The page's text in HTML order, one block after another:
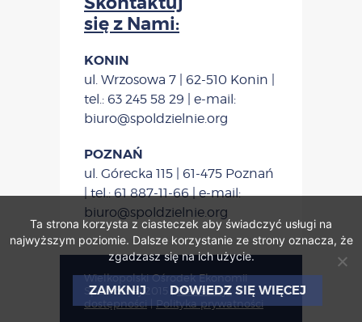
się z Nami:
KONIN
ul. Wrzosowa 7 | 62-510 Konin |
tel.: 63 245 58 29 | e-mail:
biuro@spoldzielnie.org
POZNAŃ
ul. Górecka 115 | 61-475 Poznań
| tel.: 61 887-11-66 | e-mail:
biuro@spoldzielnie.org
Wielkopolski Ośrodek Ekonomii
Społecznej 2015|Deklaracja
dostępności |Polityka prywatności
Ta strona korzysta z ciasteczek aby świadczyć usługi na
najwyższym poziomie. Dalsze korzystanie ze strony oznacza, że
zgadzasz się na ich użycie.
ZAMKNIJ DOWIEDZ SIĘ WIĘCEJ